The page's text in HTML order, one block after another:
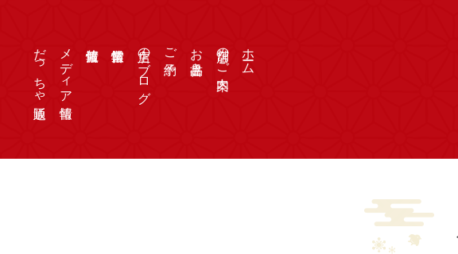
ホーム
店舗のご案内
お品書き
ご予約
店主のブログ
メディア情報
だっちゃ通販